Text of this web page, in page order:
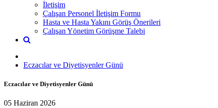
İletişim
Çalışan Personel İletişim Formu
Hasta ve Hasta Yakını Görüş Önerileri
Çalışan Yönetim Görüşme Talebi
Eczacılar ve Diyetisyenler Günü
Eczacılar ve Diyetisyenler Günü
05 Haziran 2026